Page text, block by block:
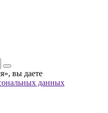
вы даете
данных